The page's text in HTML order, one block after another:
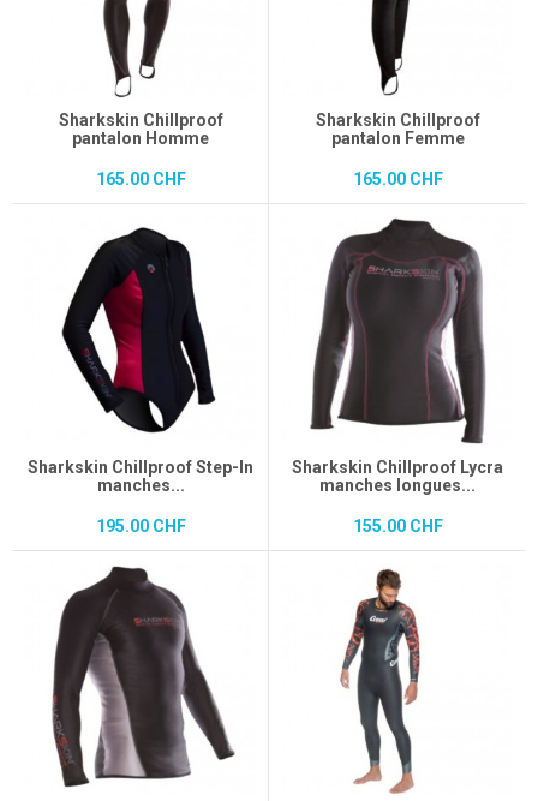
Sharkskin Chillproof
pantalon Homme
165.00 CHF
Sharkskin Chillproof
pantalon Femme
165.00 CHF
Sharkskin Chillproof Step-In
manches...
195.00 CHF
Sharkskin Chillproof Lycra
manches longues...
155.00 CHF